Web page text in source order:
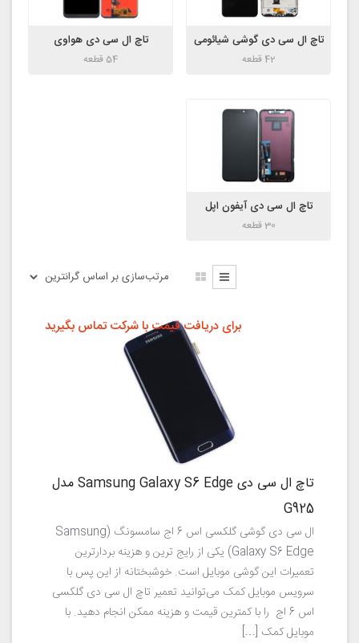
تاچ ال سی دی گوشی شیائومی
42 قطعه
تاچ ال سی دی هواوی
54 قطعه
تاچ ال سی دی آیفون اپل
30 قطعه
تاچ ال سی دی Samsung Galaxy S6 Edge مدل
G925
ال سی دی گوشی گلکسی اس 6 اج سامسونگ (Samsung
Galaxy S6 Edge) یکی از رایج ترین و هزینه بردارترین
تعمیرات این گوشی موبایل است. خوشبختانه از این پس با
سرویس موبایل کمک می‌توانید تعمیر تاچ ال سی دی گلکسی
اس 6 اج را با کمترین قیمت و هزینه ممکن انجام دهید. با
موبایل کمک […]
برای دریافت قیمت با شرکت تماس بگیرید